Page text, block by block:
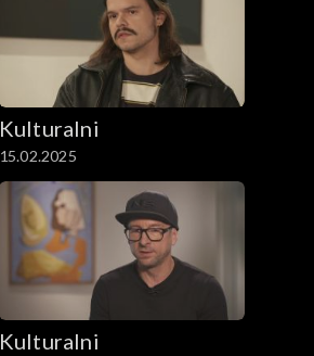
Kulturalni
15.02.2025
Kulturalni